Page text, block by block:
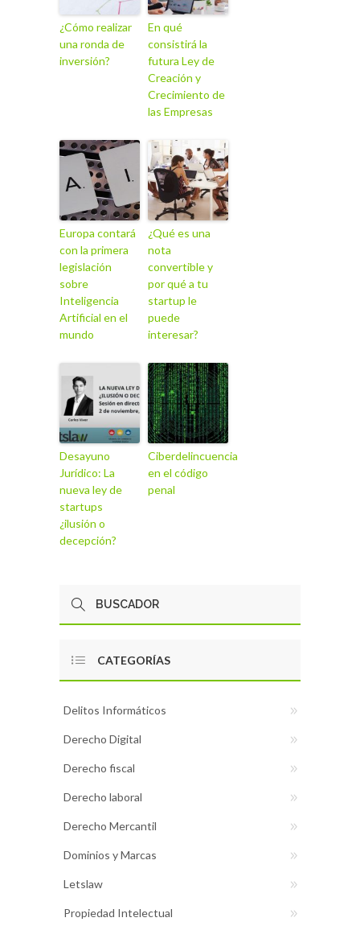
¿Cómo realizar
una ronda de
inversión?
En qué
consistirá la
futura Ley de
Creación y
Crecimiento de
las Empresas
Europa contará
con la primera
legislación
sobre
Inteligencia
Artificial en el
mundo
¿Qué es una
nota
convertible y
por qué a tu
startup le
puede
interesar?
Desayuno
Jurídico: La
nueva ley de
startups
¿ilusión o
decepción?
Ciberdelincuencia
en el código
penal
CATEGORÍAS
Delitos Informáticos
Derecho Digital
Derecho fiscal
Derecho laboral
Derecho Mercantil
Dominios y Marcas
Letslaw
Propiedad Intelectual